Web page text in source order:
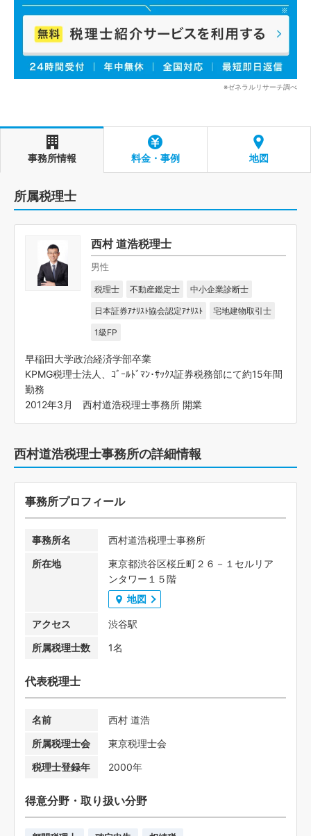
※ゼネラルリサーチ調べ
事務所情報 料金・事例 地図
所属税理士
西村 道浩税理士
男性
税理士 不動産鑑定士 中小企業診断士
日本証券ｱﾅﾘｽﾄ協会認定ｱﾅﾘｽﾄ 宅地建物取引士
1級FP
早稲田大学政治経済学部卒業
KPMG税理士法人、ｺﾞｰﾙﾄﾞﾏﾝ･ｻｯｸｽ証券税務部にて約15年間
勤務
2012年3月 西村道浩税理士事務所 開業
西村道浩税理士事務所の詳細情報
事務所プロフィール
事務所名
西村道浩税理士事務所
所在地
東京都渋谷区桜丘町２６－１セルリア
ンタワー１５階
地図
アクセス
渋谷駅
所属税理士数
1名
代表税理士
名前
西村 道浩
所属税理士会
東京税理士会
税理士登録年
2000年
得意分野・取り扱い分野